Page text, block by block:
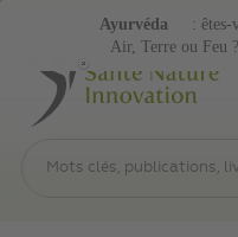
Air, Terre ou Feu ?
Ayurvéda : êtes-